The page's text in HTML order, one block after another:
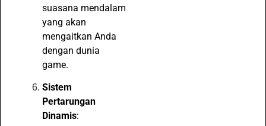
suasana mendalam
yang akan
mengaitkan Anda
dengan dunia
game.
Sistem
Pertarungan
Dinamis: